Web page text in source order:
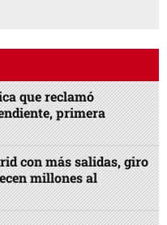
que reclamó
primera
con más salidas, giro
millones al